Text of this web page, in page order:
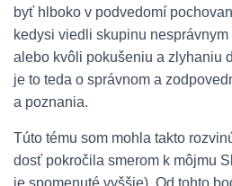
byť hlboko v podvedomí
kedysi viedli skupinu
alebo kvôli pokušeniu a zlyhaniu
je to teda o správnom a
a poznania.
Túto tému som mohla takto
dosť pokročila smerom k môjmu
je spomenuté vyššie). Od tohto